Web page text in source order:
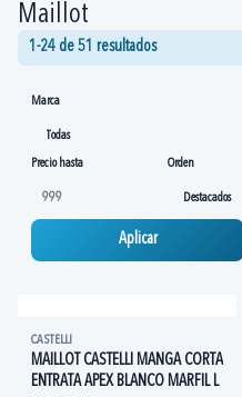
Maillot
1-24 de 51 resultados
Marca
Precio hasta Orden
Aplicar
CASTELLI
MAILLOT CASTELLI MANGA CORTA
ENTRATA APEX BLANCO MARFIL L